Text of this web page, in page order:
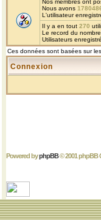
Nos membres ont
Nous avons
L'utilisateur
Il y a en tout 270
Le record du
Utilisateurs
Ces données sont basées sur
Connexion
Powered byphpBB© 2001 phpBB